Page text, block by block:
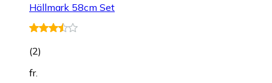
Hällmark 58cm Set
(2)
fr.